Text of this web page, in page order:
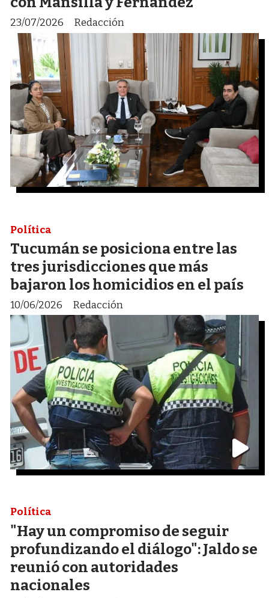
Redacción
23/07/2026
Tucumán se posiciona entre las
tres jurisdicciones que más
bajaron los homicidios en el país
Redacción
Política
10/06/2026
"Hay un compromiso de seguir
profundizando el diálogo": Jaldo se
reunió con autoridades
nacionales
Política